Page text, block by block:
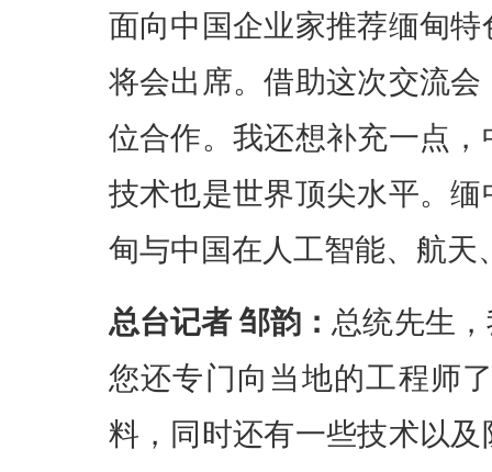
面向中国企业家推荐缅甸
将会出席。借助这次交流
位合作。我还想补充一点
技术也是世界顶尖水平。
甸与中国在人工智能、航
总台记者 邹韵： 总统先生
您还专门向当地的工程师
料，同时还有一些技术以